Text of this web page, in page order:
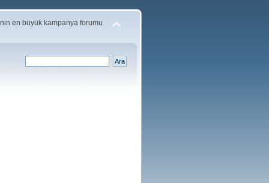
en büyük kampanya forumu